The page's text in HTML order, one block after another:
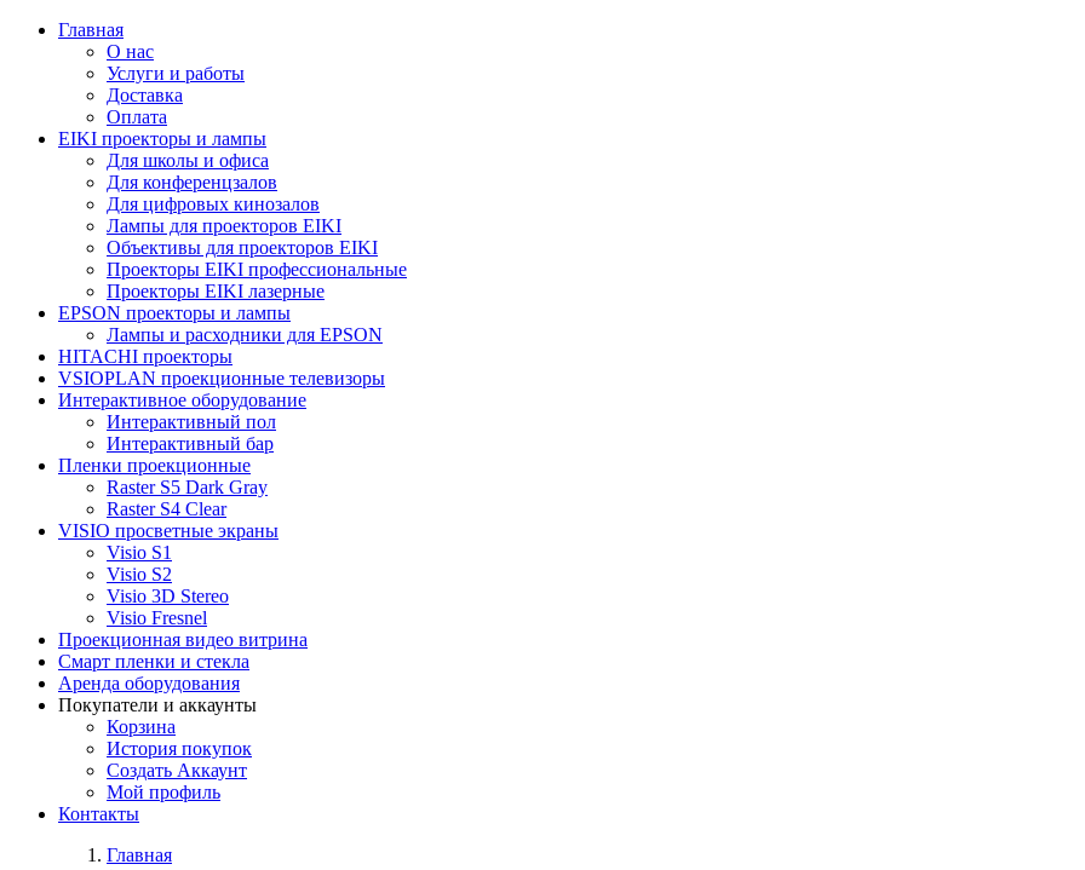
Главная
О нас
Услуги и работы
Доставка
Оплата
EIKI проекторы и лампы
Для школы и офиса
Для конференцзалов
Для цифровых кинозалов
Лампы для проекторов EIKI
Объективы для проекторов EIKI
Проекторы EIKI профессиональные
Проекторы EIKI лазерные
EPSON проекторы и лампы
Лампы и расходники для EPSON
HITACHI проекторы
VSIOPLAN проекционные телевизоры
Интерактивное оборудование
Интерактивный пол
Интерактивный бар
Пленки проекционные
Raster S5 Dark Gray
Raster S4 Clear
VISIO просветные экраны
Visio S1
Visio S2
Visio 3D Stereo
Visio Fresnel
Проекционная видео витрина
Смарт пленки и стекла
Аренда оборудования
Покупатели и аккаунты
Корзина
История покупок
Создать Аккаунт
Мой профиль
Контакты
Главная